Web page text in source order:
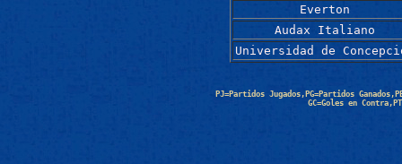
Everton
Audax Italiano
Universidad de
PJ=Partidos Jugados,PG=Partidos
GC=Goles en